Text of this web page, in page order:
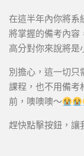
在這半年內你將系
將掌握的備考內容
高分對你來說將是
別擔心，這一切只
課程，也不用備考
前，噢噢噢～
趕快點擊按鈕，讓